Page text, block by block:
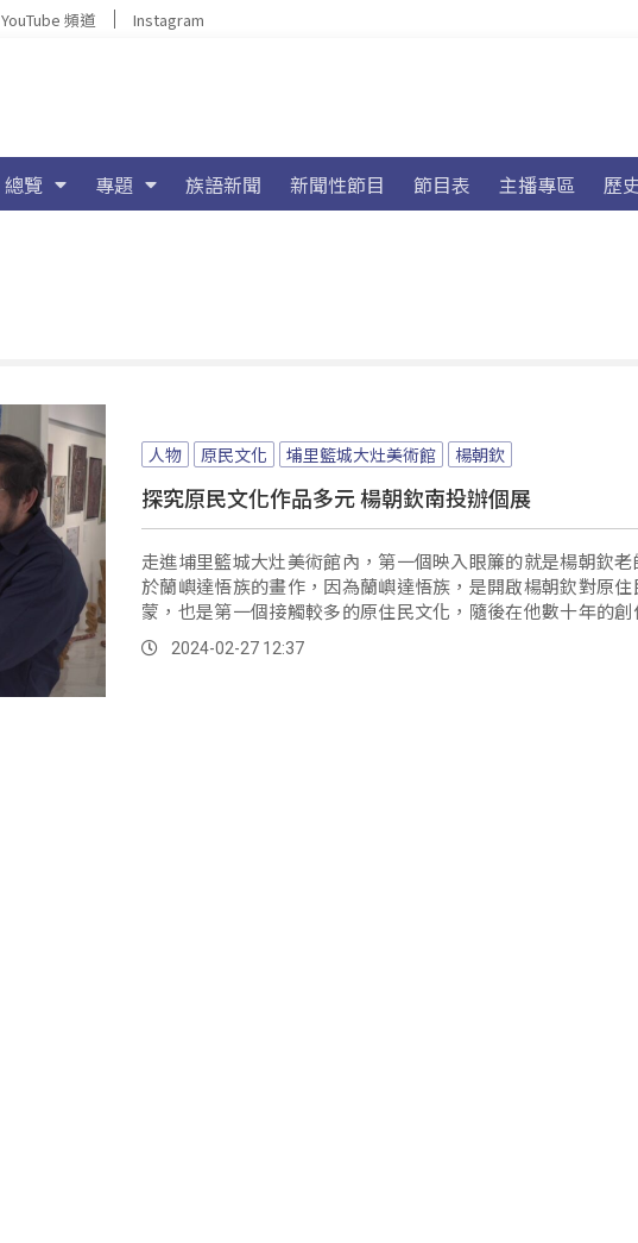
YouTube 頻道 Instagram
總覽 專題 族語新聞 新聞性節目 節目表 主播專區 歷
人物 原民文化 埔里籃城大灶美術館 楊朝欽
探究原民文化作品多元 楊朝欽南投辦個展
走進埔里籃城大灶美術館內，第一個映入眼簾的就是楊朝欽
於蘭嶼達悟族的畫作，因為蘭嶼達悟族，是開啟楊朝欽對原住
蒙，也是第一個接觸較多的原住民文化，隨後在他數十年的創
不論是畫作還是雕刻，幾乎都以原民文化為主要的靈感來源。
2024-02-27 12:37